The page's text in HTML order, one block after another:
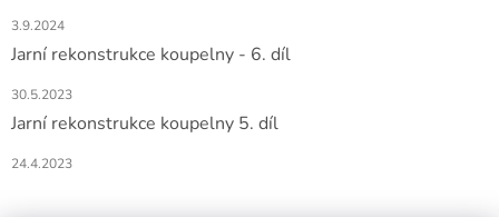
3.9.2024
Jarní rekonstrukce koupelny - 6. díl
30.5.2023
Jarní rekonstrukce koupelny 5. díl
24.4.2023